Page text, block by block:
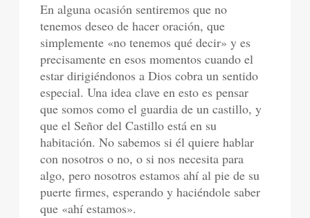
En alguna ocasión sentiremos que no
tenemos deseo de hacer oración, que
simplemente «no tenemos qué decir» y es
precisamente en esos momentos cuando el
estar dirigiéndonos a Dios cobra un sentido
especial. Una idea clave en esto es pensar
que somos como el guardia de un castillo, y
que el Señor del Castillo está en su
habitación. No sabemos si él quiere hablar
con nosotros o no, o si nos necesita para
algo, pero nosotros estamos ahí al pie de su
puerte firmes, esperando y haciéndole saber
que «ahí estamos».